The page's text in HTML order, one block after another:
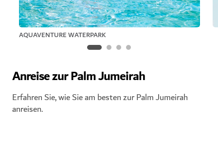
AQUAVENTURE WATERPARK
Anreise zur Palm Jumeirah
Erfahren Sie, wie Sie am besten zur Palm Jumeirah
anreisen.